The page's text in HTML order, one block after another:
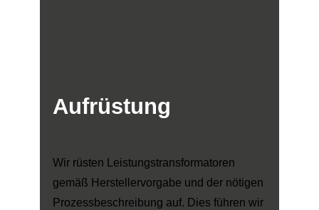
Aufrüstung
Wir rüsten Leistungstransformatoren
gemäß Herstellervorgabe und der nötigen
Prozessbeschreibung auf. Dies führen wir